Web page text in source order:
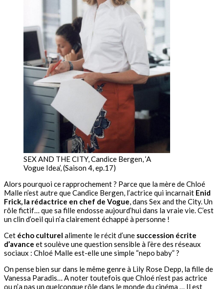
SEX AND THE CITY, Candice Bergen, ‘A
Vogue Idea’, (Saison 4, ep.17)
Alors pourquoi ce rapprochement ? Parce que la mère de Chloé
Malle n’est autre que Candice Bergen, l’actrice qui incarnait Enid
Frick, la rédactrice en chef de Vogue, dans Sex and the City. Un
rôle fictif… que sa fille endosse aujourd’hui dans la vraie vie. C’est
un clin d’oeil qui n’a clairement échappé à personne !
Cet écho culturel alimente le récit d’une succession écrite
d’avance et soulève une question sensible à l’ère des réseaux
sociaux : Chloé Malle est-elle une simple “nepo baby” ?
On pense bien sur dans le même genre à Lily Rose Depp, la fille de
Vanessa Paradis… A noter toutefois que Chloé n’est pas actrice
ou n’a pas un quelconque rôle dans le monde du cinéma … Il est